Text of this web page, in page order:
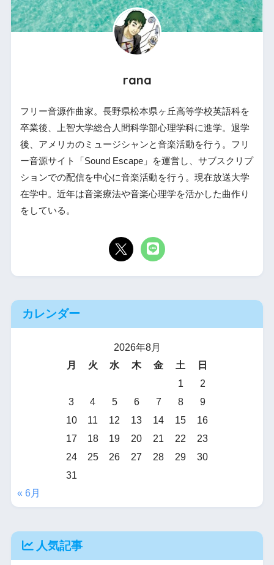
rana
フリー音源作曲家。長野県松本県ヶ丘高等学校英語科を
卒業後、上智大学総合人間科学部心理学科に進学。退学
後、アメリカのミュージシャンと音楽活動を行う。フリ
ー音源サイト「Sound Escape」を運営し、サブスクリプ
ションでの配信を中心に音楽活動を行う。現在放送大学
在学中。近年は音楽療法や音楽心理学を活かした曲作り
をしている。
カレンダー
2026年8月
月
火 水 木 金 土
日
1
2
3
4 5 6 7 8
9
10
11 12 13 14 15
16
17
18 19 20 21 22
23
24
25 26 27 28 29
30
31
« 6月
人気記事